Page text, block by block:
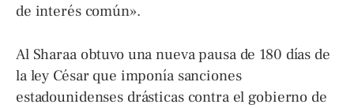
de interés común».
Al Sharaa obtuvo una nueva pausa de 180 días de
la ley César que imponía sanciones
estadounidenses drásticas contra el gobierno de